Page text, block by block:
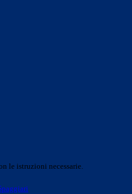
le istruzioni necessarie.